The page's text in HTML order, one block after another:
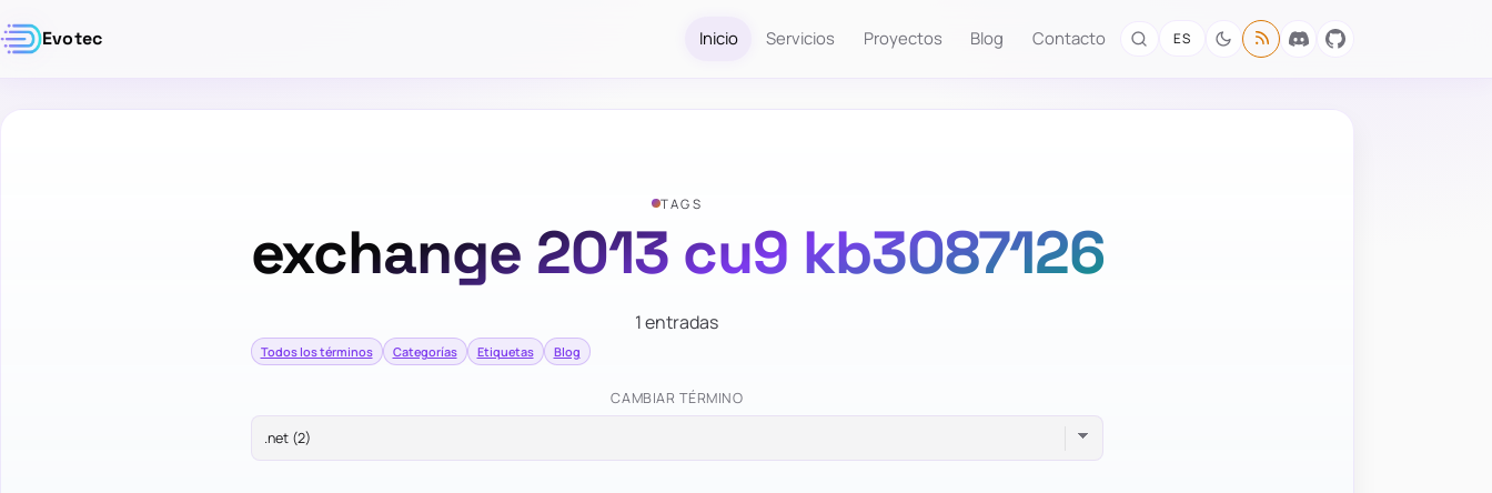
Evotec Inicio Servicios Proyectos Blog Contacto ES
TAGS
exchange 2013 cu9 kb3087126
1 entradas
Todos los términos Categorías Etiquetas Blog
CAMBIAR TÉRMINO